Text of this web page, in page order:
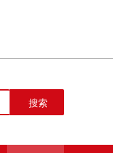
搜索